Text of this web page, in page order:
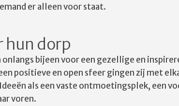
er alleen voor staat.
hun dorp
onlangs bijeen voor een gezellige en
positieve en open sfeer gingen zij met
als een vaste ontmoetingsplek, een
voren.